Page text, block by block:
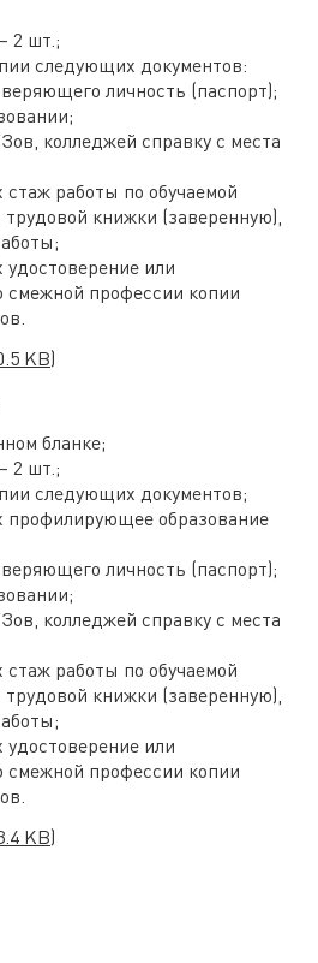
2 шт.;
следующих документов:
личность (паспорт);
колледжей справку с места
работы по обучаемой
книжки (заверенную),
или
смежной профессии копии
KB)
бланке;
2 шт.;
следующих документов;
образование
личность (паспорт);
колледжей справку с места
работы по обучаемой
книжки (заверенную),
или
смежной профессии копии
KB)